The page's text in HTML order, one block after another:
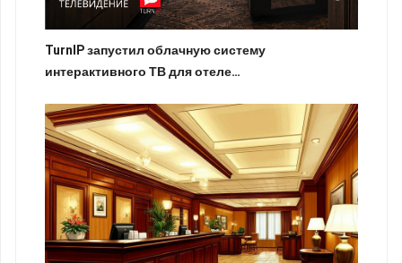
TurnIP запустил облачную систему
интерактивного ТВ для отеле…